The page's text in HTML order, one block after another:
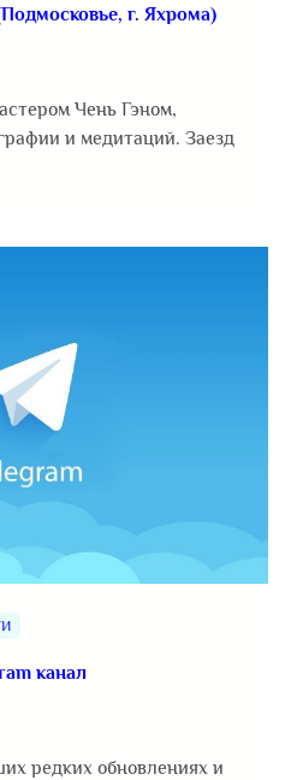
г. Яхрома)
Чень Гэном,
и медитаций. Заезд
канал
редких обновлениях и